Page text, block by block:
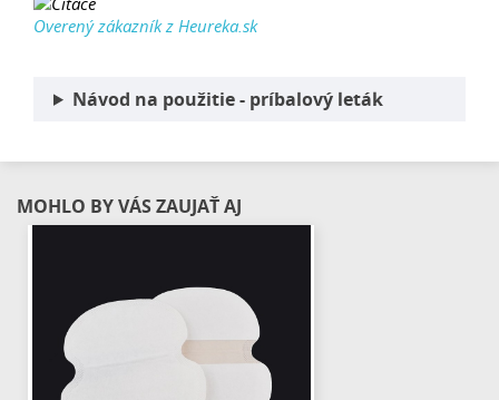
Overený zákazník z Heureka.sk
Návod na použitie - príbalový leták
MOHLO BY VÁS ZAUJAŤ AJ